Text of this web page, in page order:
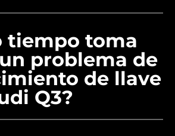
tiempo toma
problema de
de llave
Q3?